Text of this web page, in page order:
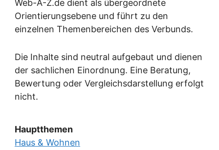
Web-A-Z.de dient als übergeordnete
Orientierungsebene und führt zu den
einzelnen Themenbereichen des Verbunds.
Die Inhalte sind neutral aufgebaut und dienen
der sachlichen Einordnung. Eine Beratung,
Bewertung oder Vergleichsdarstellung erfolgt
nicht.
Hauptthemen
Haus & Wohnen